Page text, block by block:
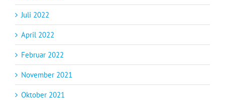
Juli 2022
April 2022
Februar 2022
November 2021
Oktober 2021